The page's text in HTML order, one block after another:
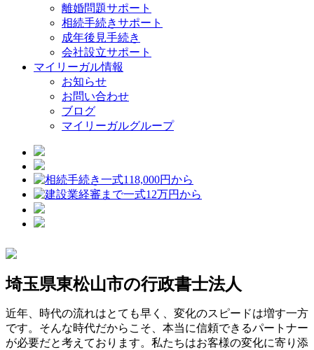
離婚問題サポート
相続手続きサポート
成年後見手続き
会社設立サポート
マイリーガル情報
お知らせ
お問い合わせ
ブログ
マイリーガルグループ
埼玉県東松山市の行政書士法人
近年、時代の流れはとても早く、変化のスピードは増す一方
です。そんな時代だからこそ、本当に信頼できるパートナー
が必要だと考えております。私たちはお客様の変化に寄り添